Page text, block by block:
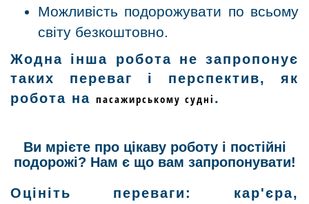
Можливість подорожувати по всьому
світу безкоштовно.
Жодна інша робота не запропонує
таких переваг і перспектив, як
робота на пасажирському судні .
Ви мрієте про цікаву роботу і постійні
подорожі? Нам є що вам запропонувати!
Оцініть переваги: кар'єра,